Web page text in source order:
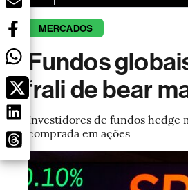
MERCADOS
Fundos
‘rali de bear
Investidores de fundos hedge
comprada em ações